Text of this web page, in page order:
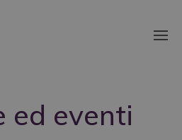
ed eventi